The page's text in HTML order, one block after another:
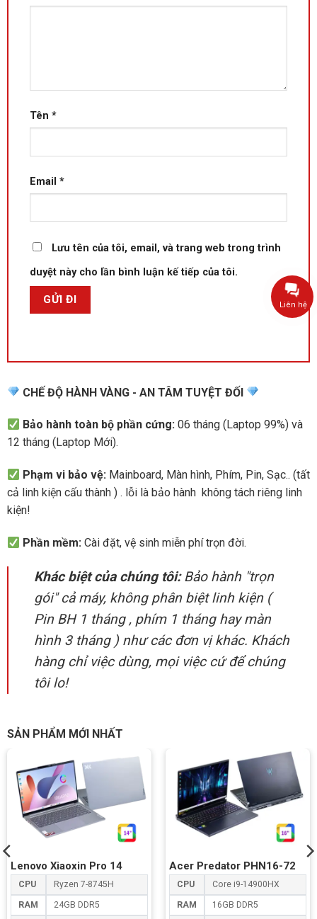
Tên *
Email *
Lưu tên của tôi, email, và trang web trong trình
duyệt này cho lần bình luận kế tiếp của tôi.
CHẾ ĐỘ HÀNH VÀNG - AN TÂM TUYỆT ĐỐI
Bảo hành toàn bộ phần cứng: 06 tháng (Laptop 99%) và
12 tháng (Laptop Mới).
Phạm vi bảo vệ: Mainboard, Màn hình, Phím, Pin, Sạc.. (tất
cả linh kiện cấu thành ) . lỗi là bảo hành không tách riêng linh
kiện!
Phần mềm: Cài đặt, vệ sinh miễn phí trọn đời.
Khác biệt của chúng tôi:Bảo hành "trọn
gói" cả máy, không phân biệt linh kiện (
Pin BH 1 tháng , phím 1 tháng hay màn
hình 3 tháng ) như các đơn vị khác. Khách
hàng chỉ việc dùng, mọi việc cứ để chúng
tôi lo!
SẢN PHẨM MỚI NHẤT
Lenovo Xiaoxin Pro 14
CPU Ryzen 7-8745H
RAM 24GB DDR5
Acer Predator PHN16-72
CPU Core i9-14900HX
RAM 16GB DDR5
Liên hệ